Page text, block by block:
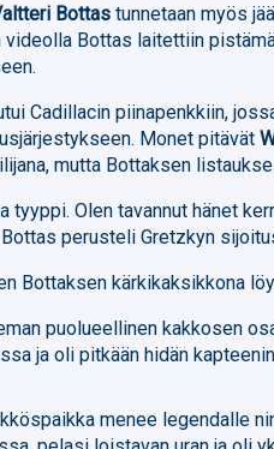
Bottas tunnetaan myös
videolla Bottas laitettiin
Cadillacin piinapenkkiin,
Monet pitävät
mutta Bottaksen
tyyppi. Olen tavannut hänet
perusteli Gretzkyn
Bottaksen kärkikaksikkona
puolueellinen kakkosen
ja oli pitkään hidän
menee legendalle